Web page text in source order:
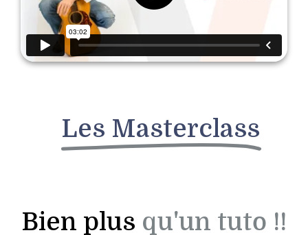
Les Masterclass
Bien plus qu'un tuto !!